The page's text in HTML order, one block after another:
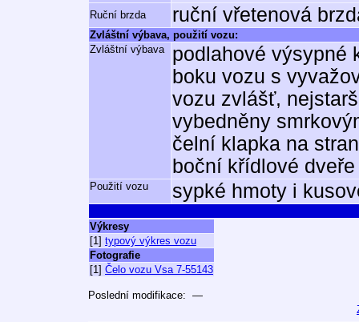
Ruční brzda ruční vřetenová
Zvláštní výbava, použití vozu:
Zvláštní výbava
podlahové výsypné
boku vozu s
vozu zvlášť,
vybedněny
čelní klapka na
boční křídlové
Použití vozu sypké hmoty i
Výkresy
[1] typový výkres vozu
Fotografie
[1] Čelo vozu Vsa 7-55143
Poslední modifikace: —